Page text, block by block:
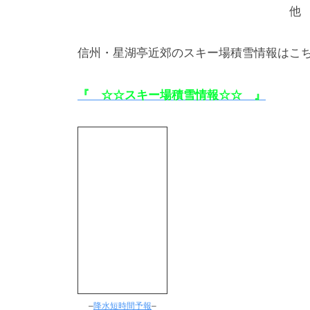
他
信州・星湖亭近郊のスキー場積雪情報はこ
『 ☆☆スキー場積雪情報☆☆ 』
–降水短時間予報–